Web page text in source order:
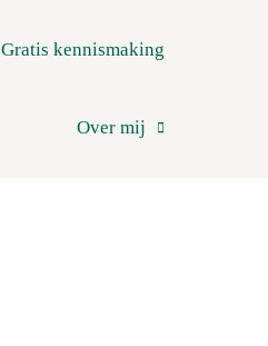
Gratis kennismaking
Over mij